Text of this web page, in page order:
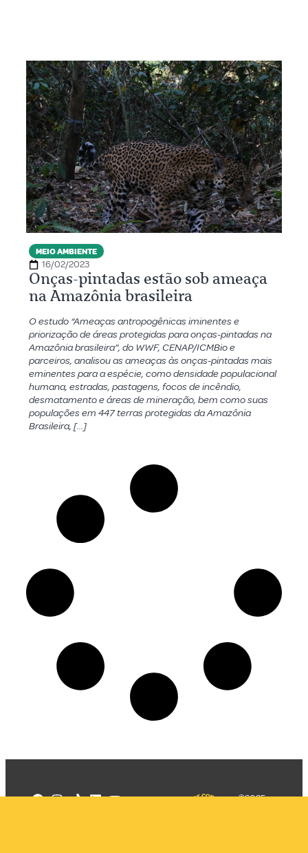
MEIO AMBIENTE
16/02/2023
Onças-pintadas estão sob ameaça
na Amazônia brasileira
O estudo “Ameaças antropogênicas iminentes e
priorização de áreas protegidas para onças-pintadas na
Amazônia brasileira”, do WWF, CENAP/ICMBio e
parceiros, analisou as ameaças às onças-pintadas mais
eminentes para a espécie, como densidade populacional
humana, estradas, pastagens, focos de incêndio,
desmatamento e áreas de mineração, bem como suas
populações em 447 terras protegidas da Amazônia
Brasileira, […]
©2025